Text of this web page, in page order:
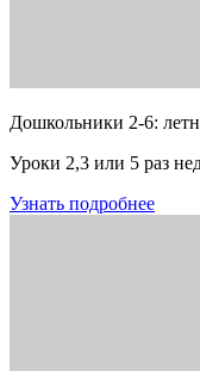
Дошкольники 2-6:
Уроки 2,3 или 5 раз
Узнать подробнее